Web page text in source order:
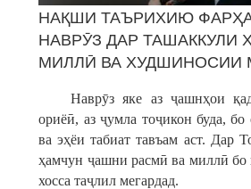
НАҚШИ ТАЪРИХИЮ
НАВРӮЗ ДАР ТАШАККУЛИ
МИЛЛӢ ВА ХУДШИНОСИИ
Наврӯз яке аз ҷашнҳои
ориёӣ, аз ҷумла тоҷикон буда,
ва эҳёи табиат тавъам аст. Дар
ҳамчун ҷашни расмӣ ва миллӣ
хосса таҷлил мегардад.